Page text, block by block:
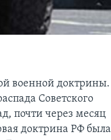
военной доктрины.
Советского
почти через месяц
доктрина РФ была